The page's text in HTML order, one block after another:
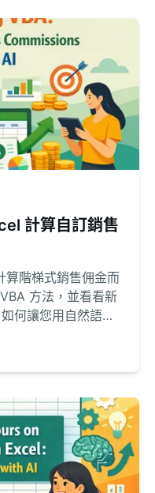
計算自訂銷售
算階梯式銷售佣金而
方法，並看看新
何讓您用自然語言